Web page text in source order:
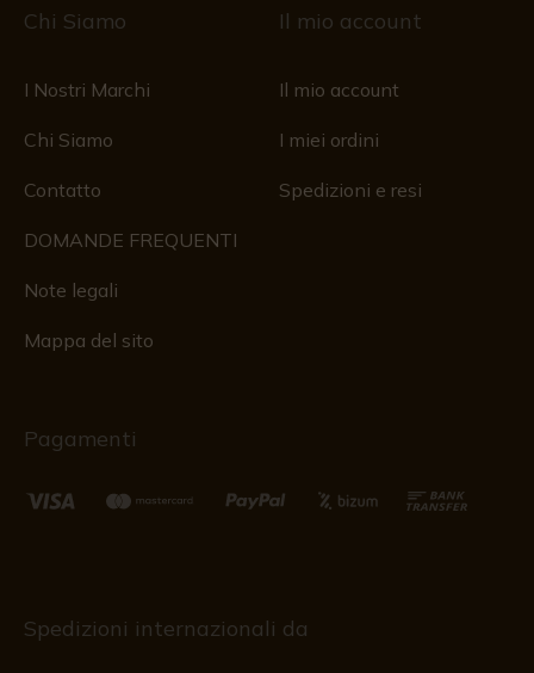
Chi Siamo
I Nostri Marchi
Chi Siamo
Contatto
DOMANDE FREQUENTI
Note legali
Mappa del sito
Il mio account
Il mio account
I miei ordini
Spedizioni e resi
Pagamenti
Spedizioni internazionali da